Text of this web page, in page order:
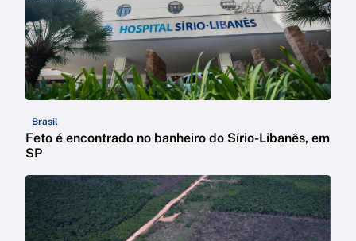
Brasil
Feto é encontrado no banheiro do Sírio-Libanês, em
SP